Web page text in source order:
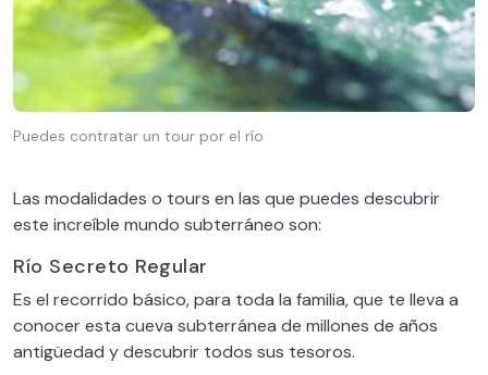
Puedes contratar un tour por el río
Las modalidades o tours en las que puedes descubrir
este increíble mundo subterráneo son:
Río Secreto Regular
Es el recorrido básico, para toda la familia, que te lleva a
conocer esta cueva subterránea de millones de años
antigüedad y descubrir todos sus tesoros.